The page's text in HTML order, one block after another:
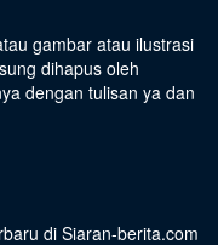
gambar atau ilustrasi
dihapus oleh
dengan tulisan ya dan
di Siaran-berita.com